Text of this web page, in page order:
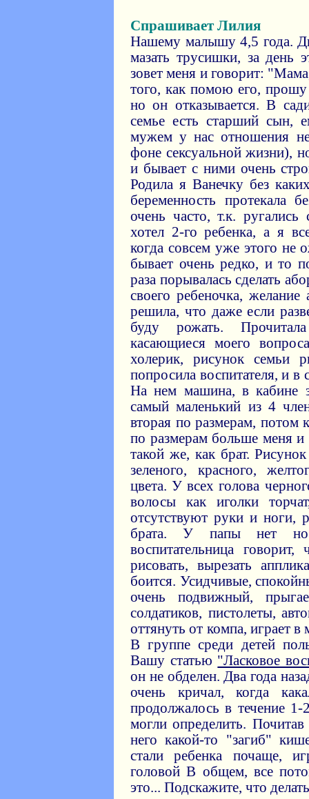
Спрашивает Лилия
Нашему малышу 4,5 года.
мазать трусишки, за день
зовет меня и говорит:
того, как помою его, прошу
но он отказывается. В
семье есть старший сын,
мужем у нас отношения
фоне сексуальной жизни),
и бывает с ними очень
Родила я Ванечку без
беременность протекала
очень часто, т.к.
хотел 2-го ребенка, а я
когда совсем уже этого не
бывает очень редко, и то
раза порывалась сделать
своего ребеночка,
решила, что даже если
буду рожать.
касающиеся моего
холерик, рисунок семьи
попросила воспитателя, и в
На нем машина, в кабине
самый маленький из 4
вторая по размерам, потом
по размерам больше меня и
такой же, как брат.
зеленого, красного,
цвета. У всех голова
волосы как иголки
отсутствуют руки и ноги,
брата. У папы нет
воспитательница
рисовать, вырезать
боится. Усидчивые,
очень подвижный,
солдатиков, пистолеты,
оттянуть от компа, играет
В группе среди детей
Вашу статью "Ласковое
он не обделен. Два года
очень кричал, когда
продолжалось в течение
могли определить.
него какой-то "загиб"
стали ребенка почаще,
головой В общем, все
это... Подскажите, что